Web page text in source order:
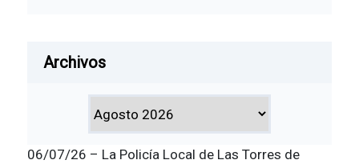
Archivos
06/07/26 – La Policía Local de Las Torres de